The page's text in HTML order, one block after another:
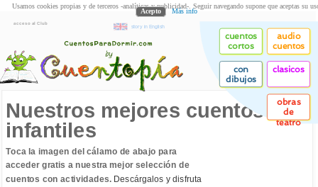
acceso al Club
story in English
cuentos
cortos
audio
cuentos
con
dibujos
clasicos
obras
de
teatro
Nuestros mejores cuentos
infantiles
Toca la imagen del cálamo de abajo para
acceder gratis a nuestra mejor selección de
cuentos con actividades.Descárgalos y disfruta
Usamos cookies propias y de terceros -analíticas y publicidad-. Seguir navegando supone que aceptas su
Acepto Más info